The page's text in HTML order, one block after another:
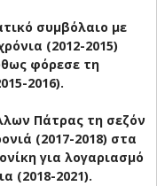
συμβόλαιο με
(2012-2015)
φόρεσε τη
2016).
Πάτρας τη σεζόν
(2017-2018) στα
για λογαριασμό
(2018-2021).